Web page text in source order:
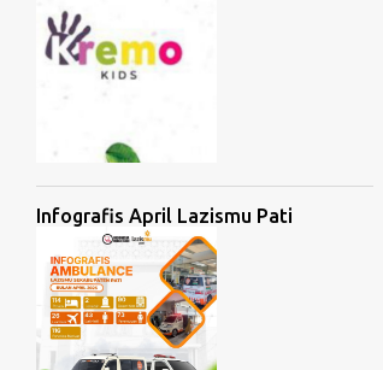
Infografis April Lazismu Pati